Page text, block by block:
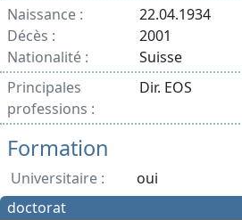
Naissance :
22.04.1934
Décès :
2001
Nationalité :
Suisse
Principales
professions :
Dir. EOS
Formation
Universitaire :
oui
doctorat